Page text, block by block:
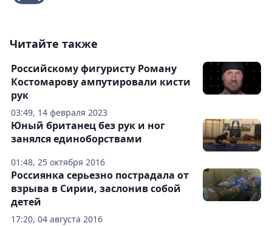
Читайте также
03:49, 14 февраля 2023
Российскому фигуристу Роману
Костомарову ампутировали кисти
рук
01:48, 25 октября 2016
Юный британец без рук и ног
занялся единоборствами
17:20, 04 августа 2016
Россиянка серьезно пострадала от
взрыва в Сирии, заслонив собой
детей